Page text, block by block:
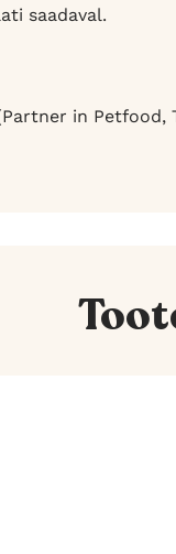
saadaval.
in Petfood,